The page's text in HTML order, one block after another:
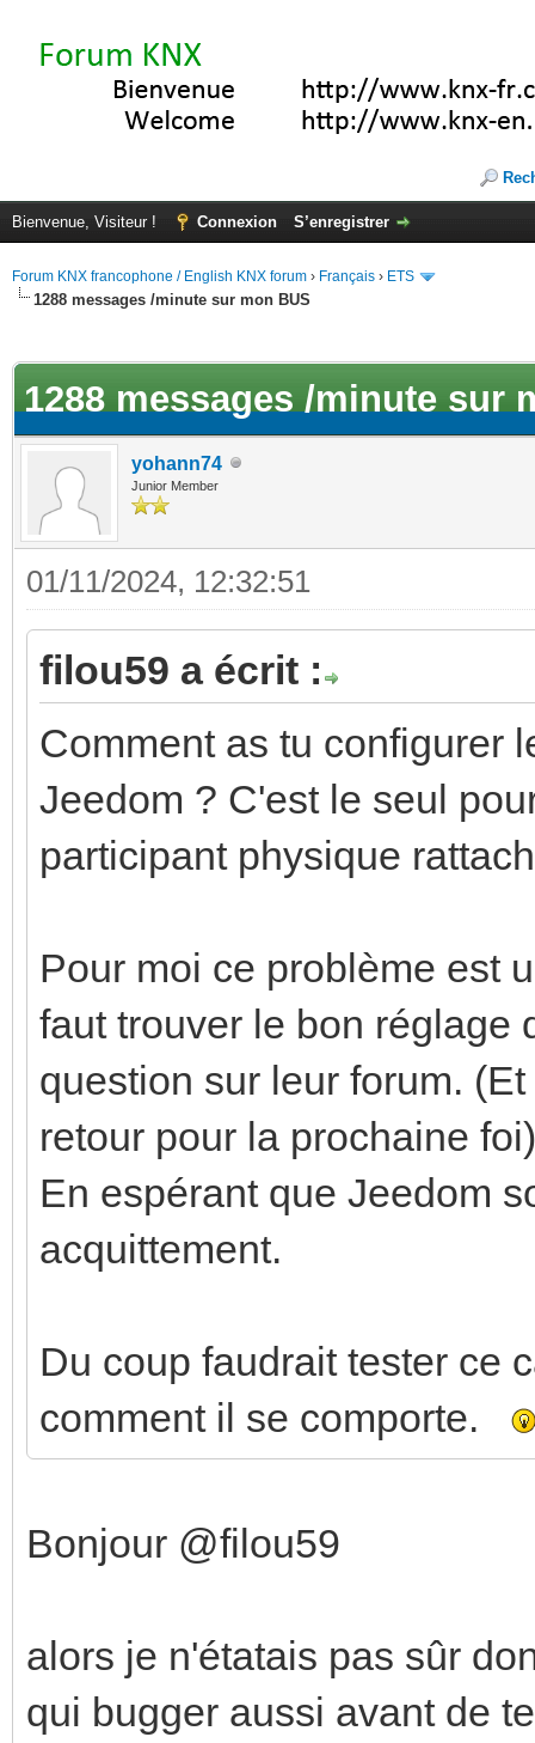
Bienvenue, Visiteur ! Connexion S’enregistrer
Forum KNX francophone / English KNX forum › Français › ETS
1288 messages /minute sur mon BUS
1288 messages /minute sur
yohann74
Junior Member
01/11/2024, 12:32:51
filou59 a écrit :
Comment as tu configurer
Jeedom ? C'est le seul
participant physique
Pour moi ce problème est
faut trouver le bon réglage
question sur leur forum.
retour pour la prochaine
En espérant que Jeedom
acquittement.
Du coup faudrait tester ce
comment il se comporte.
Bonjour @filou59
alors je n'étatais pas sûr
qui bugger aussi avant de